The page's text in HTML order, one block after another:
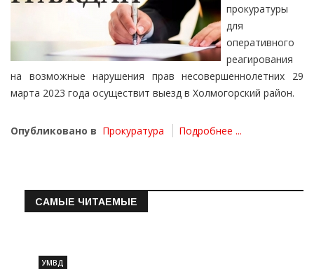
прокуратуры
для
оперативного
реагирования
на возможные нарушения прав несовершеннолетних 29
марта 2023 года осуществит выезд в Холмогорский район.
Опубликовано в Прокуратура Подробнее ...
САМЫЕ ЧИТАЕМЫЕ
УМВД